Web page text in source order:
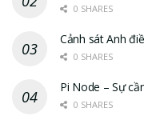
0 SHARES
Cảnh sát Anh
0 SHARES
Pi Node – Sự
0 SHARES